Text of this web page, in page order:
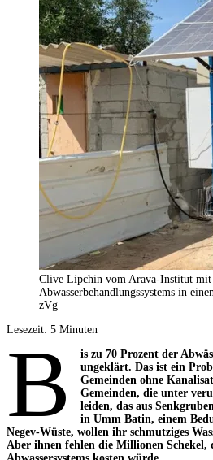
Clive Lipchin vom Arava-Institut mit
Abwasserbehandlungssystems in
zVg
Lesezeit: 5 Minuten
B
is zu 70 Prozent der
ungeklärt. Das ist ein
Gemeinden ohne
Gemeinden, die unter
leiden, das aus
in Umm Batin, einem
Negev-Wüste, wollen ihr schmutziges
Aber ihnen fehlen die Millionen Schekel,